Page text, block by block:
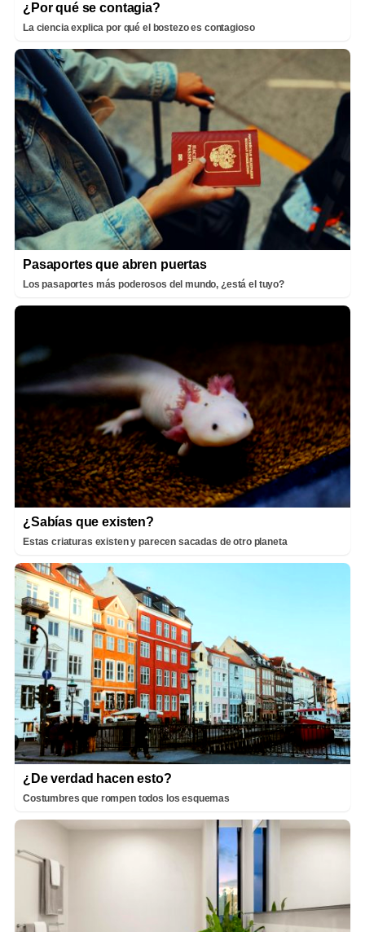
¿Por qué se contagia?
La ciencia explica por qué el bostezo es contagioso
Pasaportes que abren puertas
Los pasaportes más poderosos del mundo, ¿está el tuyo?
¿Sabías que existen?
Estas criaturas existen y parecen sacadas de otro planeta
¿De verdad hacen esto?
Costumbres que rompen todos los esquemas